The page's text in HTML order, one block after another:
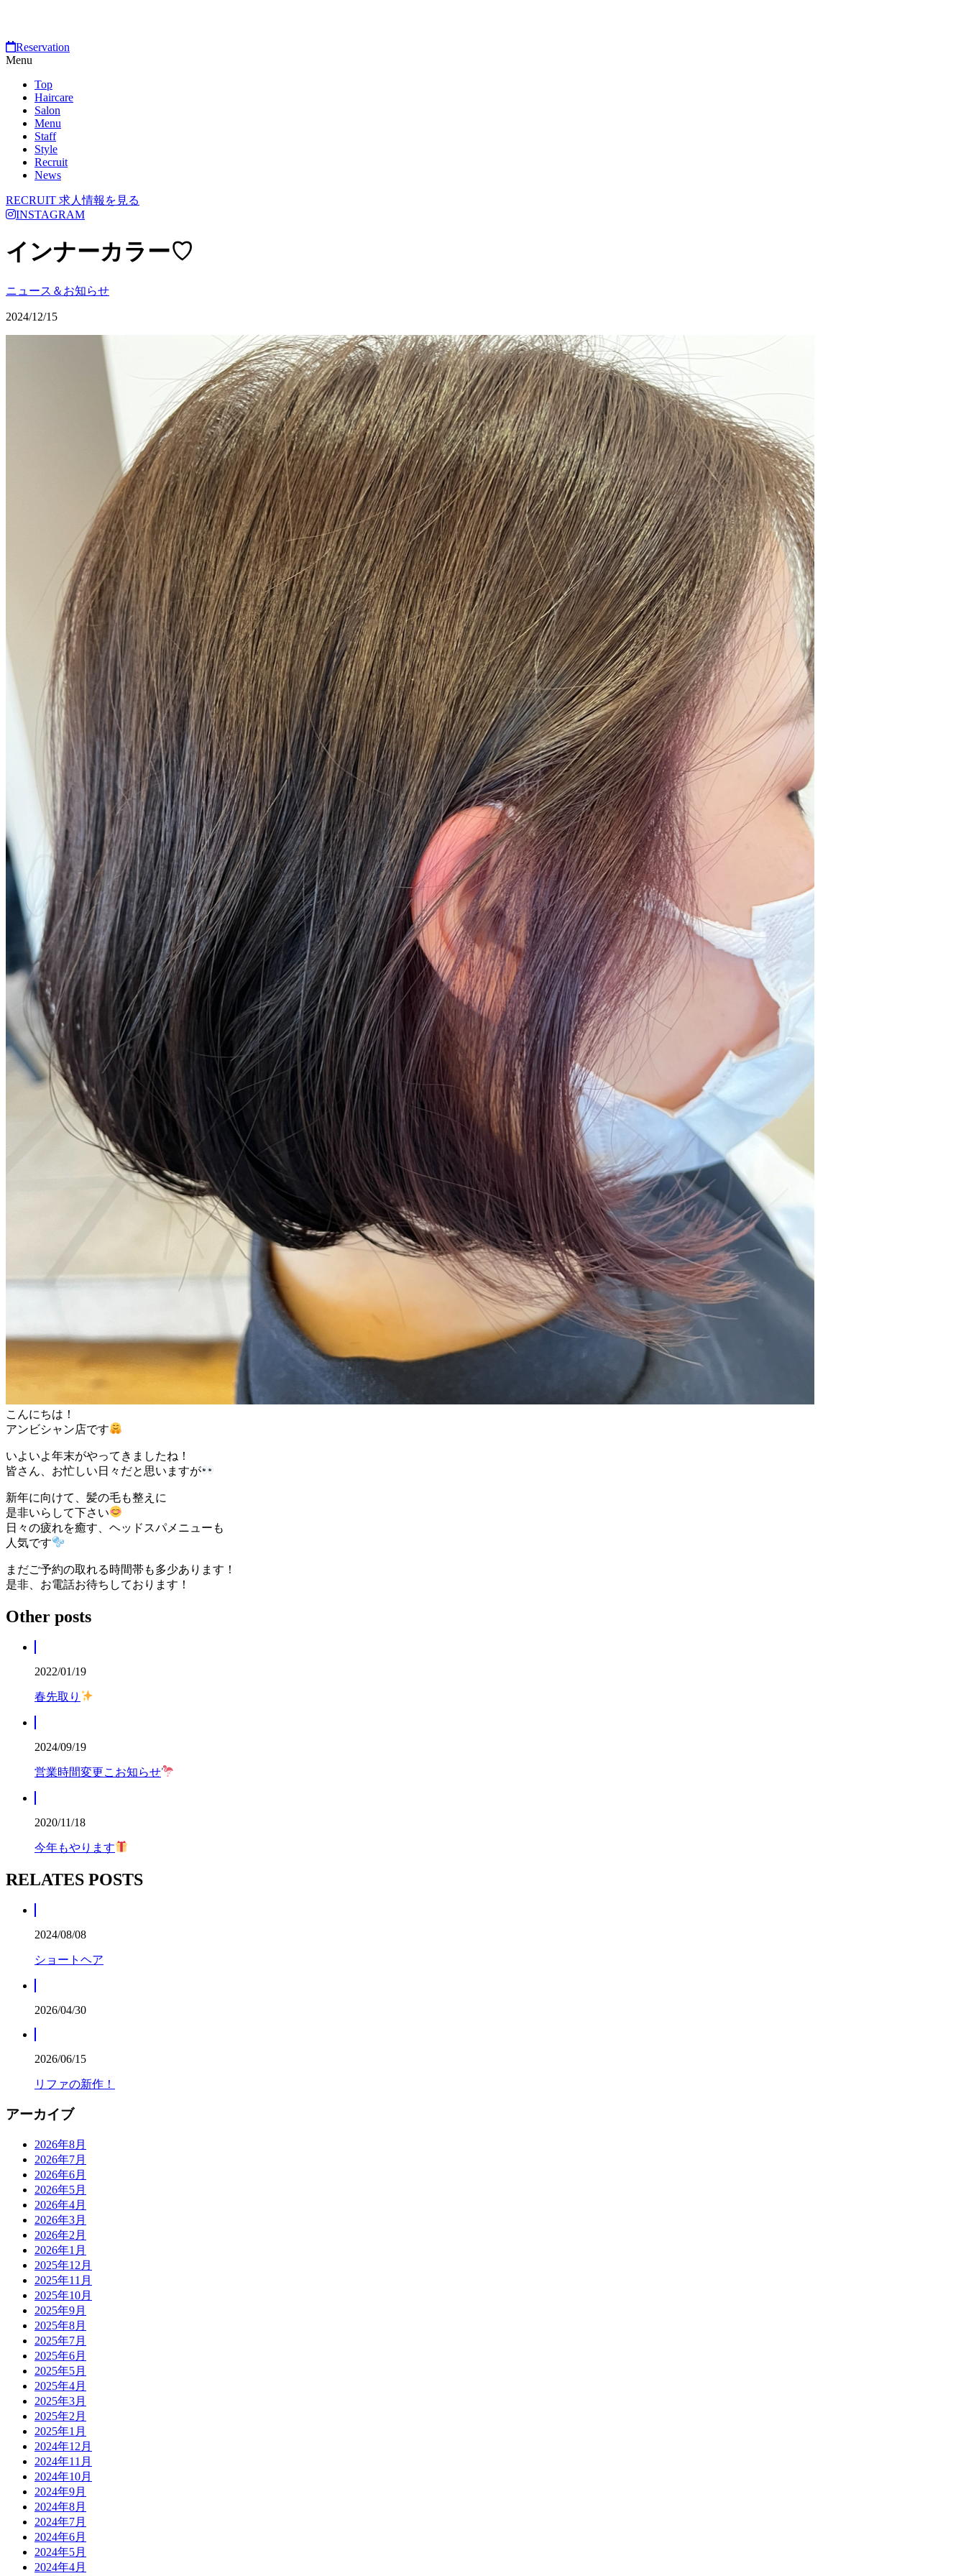
Reservation
Menu
Top
Haircare
Salon
Menu
Staff
Style
Recruit
News
RECRUIT 求人情報を見る
INSTAGRAM
インナーカラー♡
ニュース＆お知らせ
2024/12/15
こんにちは！
アンビシャン店です
いよいよ年末がやってきましたね！
皆さん、お忙しい日々だと思いますが
新年に向けて、髪の毛も整えに
是非いらして下さい
日々の疲れを癒す、ヘッドスパメニューも
人気です
まだご予約の取れる時間帯も多少あります！
是非、お電話お待ちしております！
Other posts
2022/01/19
春先取り
2024/09/19
営業時間変更こお知らせ
2020/11/18
今年もやります
RELATES POSTS
2024/08/08
ショートヘア
2026/04/30
2026/06/15
リファの新作！
アーカイブ
2026年8月
2026年7月
2026年6月
2026年5月
2026年4月
2026年3月
2026年2月
2026年1月
2025年12月
2025年11月
2025年10月
2025年9月
2025年8月
2025年7月
2025年6月
2025年5月
2025年4月
2025年3月
2025年2月
2025年1月
2024年12月
2024年11月
2024年10月
2024年9月
2024年8月
2024年7月
2024年6月
2024年5月
2024年4月